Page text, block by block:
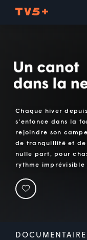
Chaque hiver
s'enfonce dans la
rejoindre son
de tranquillité et
nulle part, pour
rythme
DOCUMENTAIRE